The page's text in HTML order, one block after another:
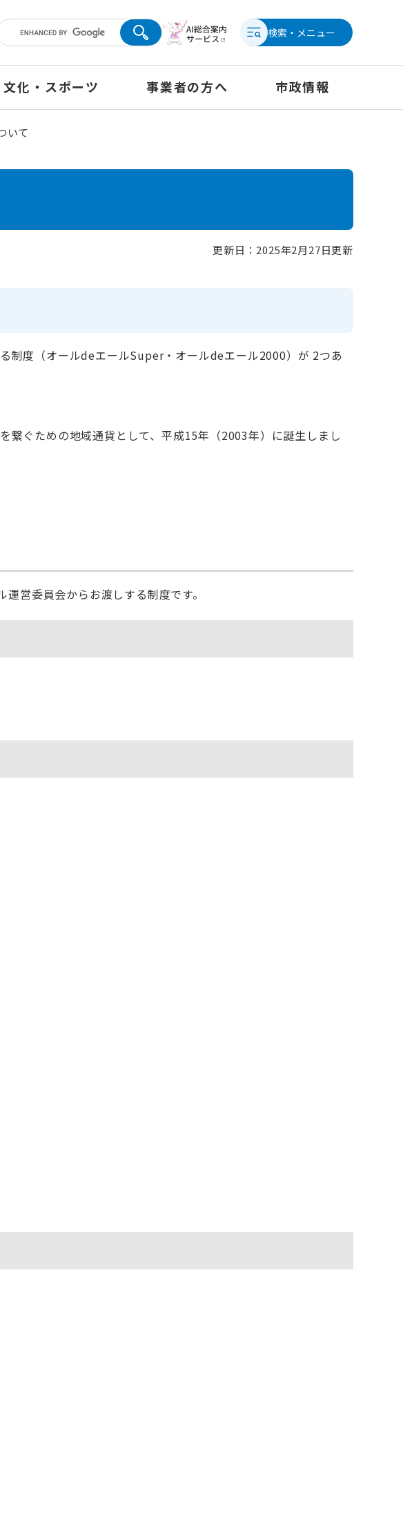
検索・メニュー
化・スポーツ 事業者の方へ 市政情報
いて
更新日：2025年2月27日更新
制度（オールdeエールSuper・オールdeエール2000）が 2つあ
繋ぐための地域通貨として、平成15年（2003年）に誕生しまし
営委員会からお渡しする制度です。